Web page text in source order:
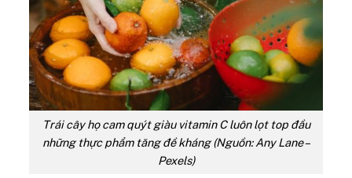
Trái cây họ cam quýt giàu vitamin C luôn lọt top đầu
những thực phẩm tăng đề kháng (Nguồn: Any Lane –
Pexels)